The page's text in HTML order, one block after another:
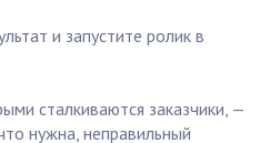
и запустите ролик в
сталкиваются заказчики, —
нужна, неправильный